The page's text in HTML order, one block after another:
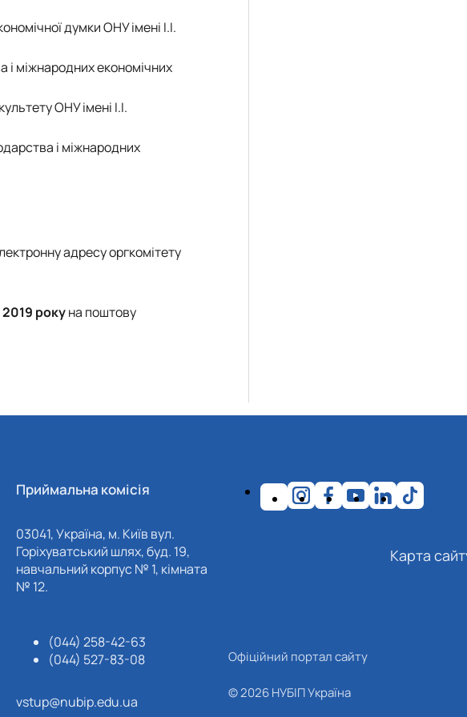
думки ОНУ імені І.І.
і міжнародних економічних
ОНУ імені І.І.
і міжнародних
адресу оргкомітету
рокуна поштову
Приймальна комісія
03041, Україна, м. Київ вул.
Горіхуватський шлях, буд. 19,
навчальний корпус № 1, кімната
№ 12.
(044) 258-42-63
(044) 527-83-08
vstup@nubip.edu.ua
Карта
Офіційний портал сайту
© 2026 НУБІП Україна